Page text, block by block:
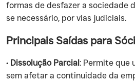
formas de desfazer a sociedade
se necessário, por vias judiciais.
Principais Saídas para
• Dissolução Parcial: Permite que
sem afetar a continuidade da